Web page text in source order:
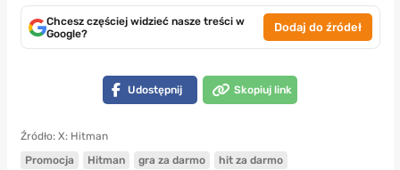
Chcesz częściej widzieć nasze treści w
Google?
Dodaj do źródeł
Udostępnij Skopiuj link
Źródło: X: Hitman
Promocja
Hitman gra za darmo hit za darmo